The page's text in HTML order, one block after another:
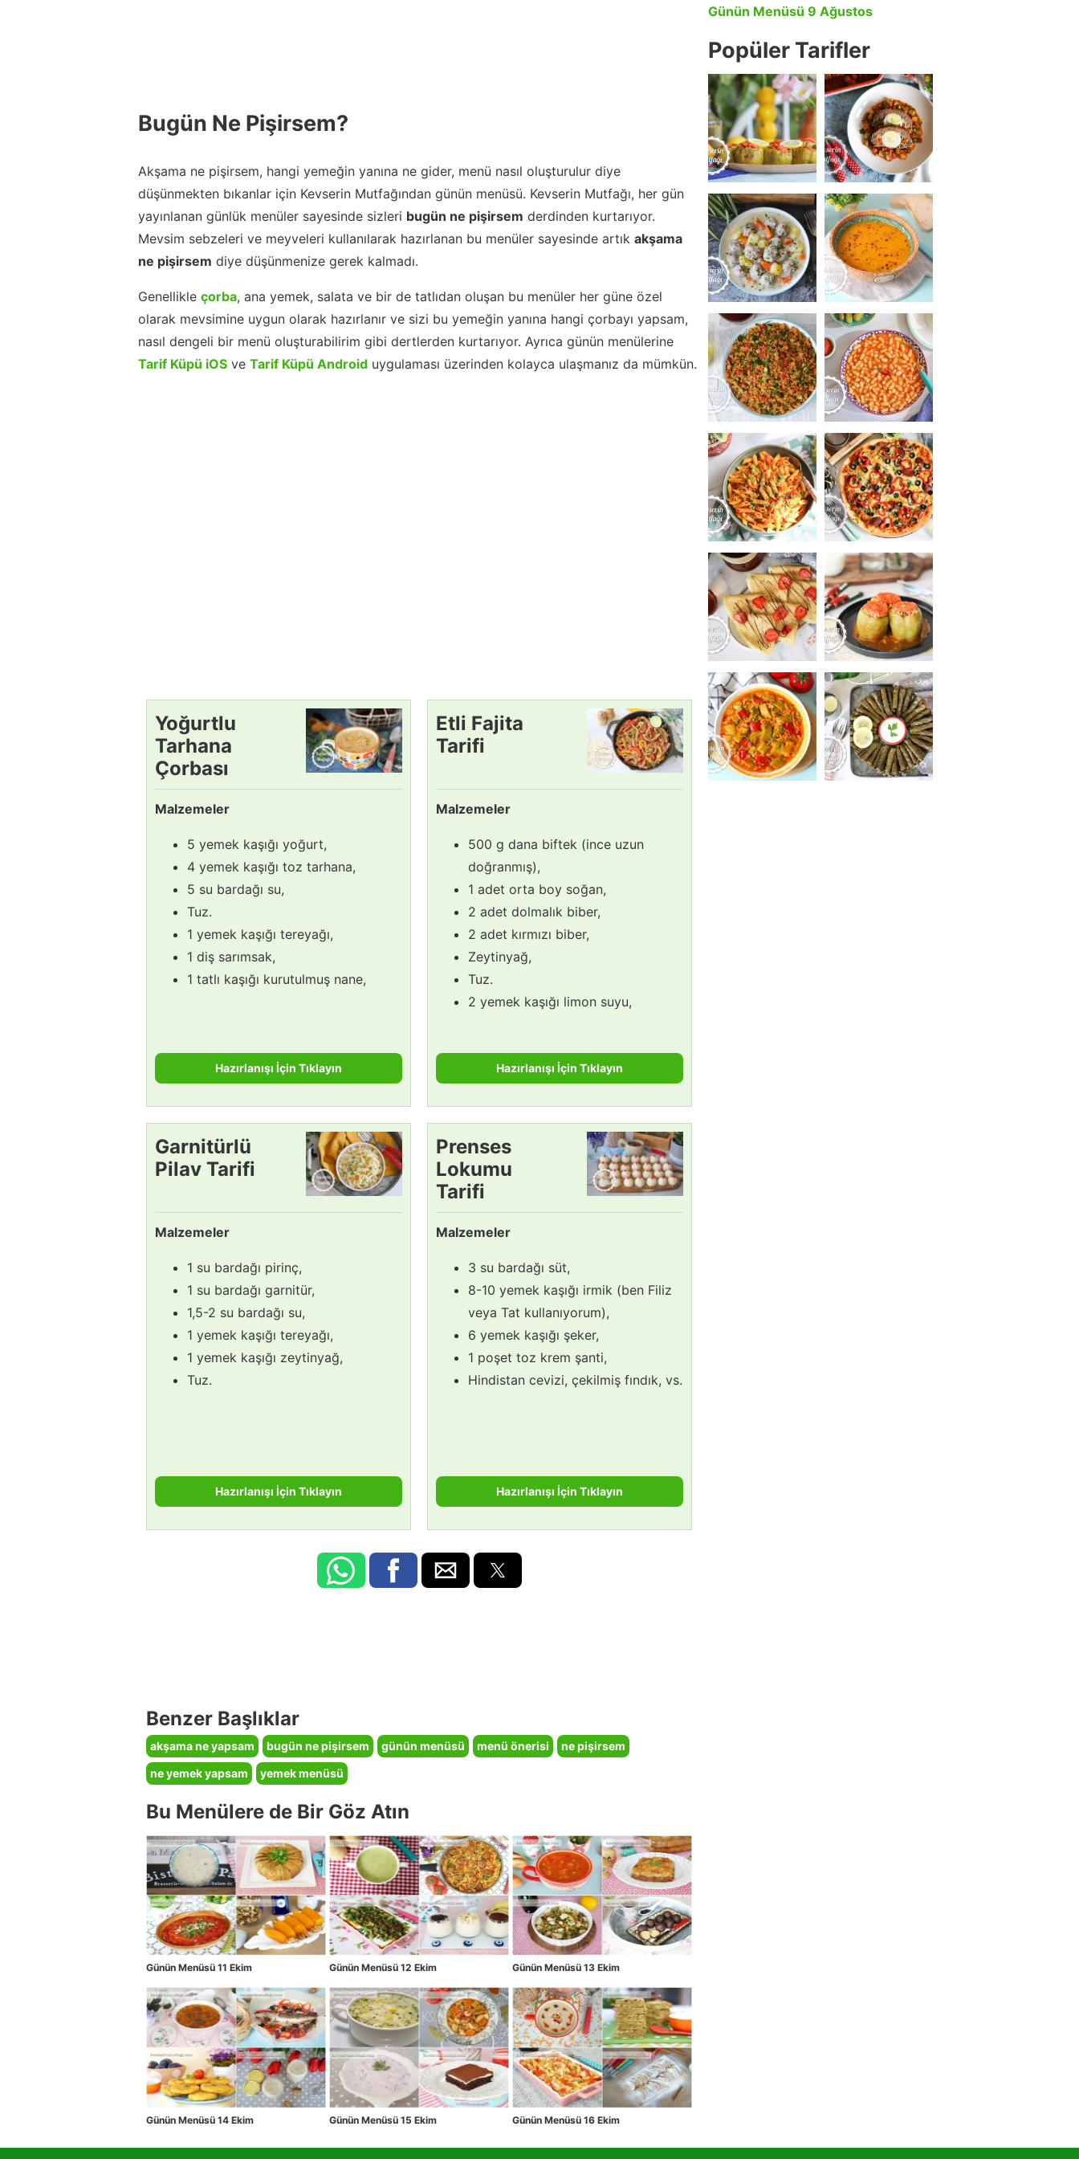
Bugün Ne Pişirsem?
Akşama ne pişirsem, hangi yemeğin yanına ne gider, menü nasıl oluşturulur diye
düşünmekten bıkanlar için Kevserin Mutfağından günün menüsü. Kevserin Mutfağı, her gün
yayınlanan günlük menüler sayesinde sizleri bugün ne pişirsem derdinden kurtarıyor.
Mevsim sebzeleri ve meyveleri kullanılarak hazırlanan bu menüler sayesinde artık akşama
ne pişirsem diye düşünmenize gerek kalmadı.
Genellikle çorba, ana yemek, salata ve bir de tatlıdan oluşan bu menüler her güne özel
olarak mevsimine uygun olarak hazırlanır ve sizi bu yemeğin yanına hangi çorbayı yapsam,
nasıl dengeli bir menü oluşturabilirim gibi dertlerden kurtarıyor. Ayrıca günün menülerine
Tarif Küpü iOS ve Tarif Küpü Android uygulaması üzerinden kolayca ulaşmanız da mümkün.
Yoğurtlu
Tarhana
Çorbası
Tarifi
Malzemeler
5 yemek kaşığı yoğurt,
4 yemek kaşığı toz tarhana,
5 su bardağı su,
Tuz.
1 yemek kaşığı tereyağı,
1 diş sarımsak,
1 tatlı kaşığı kurutulmuş nane,
Hazırlanışı İçin Tıklayın
Etli Fajita
Tarifi
Malzemeler
500 g dana biftek (ince uzun
doğranmış),
1 adet orta boy soğan,
2 adet dolmalık biber,
2 adet kırmızı biber,
Zeytinyağ,
Tuz.
2 yemek kaşığı limon suyu,
Hazırlanışı İçin Tıklayın
Garnitürlü
Pilav Tarifi
Malzemeler
1 su bardağı pirinç,
1 su bardağı garnitür,
1,5-2 su bardağı su,
1 yemek kaşığı tereyağı,
1 yemek kaşığı zeytinyağ,
Tuz.
Hazırlanışı İçin Tıklayın
Prenses
Lokumu
Tarifi
Malzemeler
3 su bardağı süt,
8-10 yemek kaşığı irmik (ben Filiz
veya Tat kullanıyorum),
6 yemek kaşığı şeker,
1 poşet toz krem şanti,
Hindistan cevizi, çekilmiş fındık, vs.
Hazırlanışı İçin Tıklayın
Benzer Başlıklar
akşama ne yapsam bugün ne pişirsem günün menüsü menü önerisi
ne pişirsem
ne yemek yapsam
yemek menüsü
Bu Menülere de Bir Göz Atın
Günün Menüsü 11 Ekim Günün Menüsü 12 Ekim Günün Menüsü 13 Ekim
Günün Menüsü 14 Ekim Günün Menüsü 15 Ekim Günün Menüsü 16 Ekim
Günün Menüsü 9 Ağustos
Popüler Tarifler